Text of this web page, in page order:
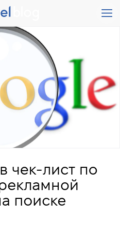
чек-лист по
поиске